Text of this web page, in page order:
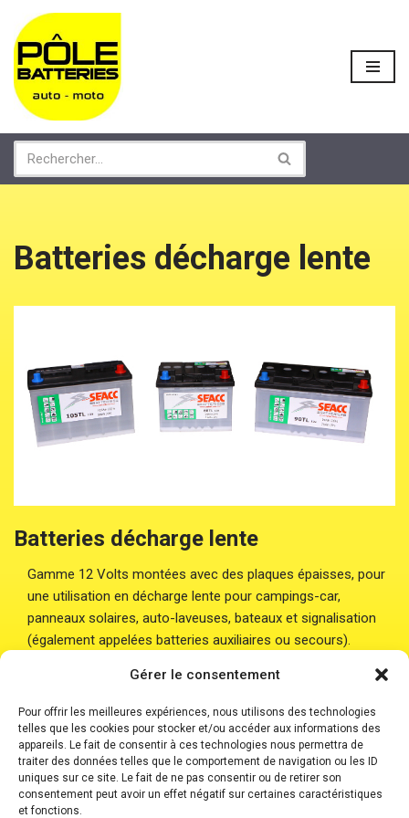
Gérer le consentement
Pour offrir les meilleures expériences, nous utilisons des technologies
telles que les cookies pour stocker et/ou accéder aux informations des
appareils. Le fait de consentir à ces technologies nous permettra de
traiter des données telles que le comportement de navigation ou les ID
uniques sur ce site. Le fait de ne pas consentir ou de retirer son
consentement peut avoir un effet négatif sur certaines caractéristiques
et fonctions.
Aller
au
contenu
Batteries décharge lente
Batteries décharge lente
Gamme 12 Volts montées avec des plaques épaisses, pour
une utilisation en décharge lente pour campings-car,
panneaux solaires, auto-laveuses, bateaux et signalisation
(également appelées batteries auxiliaires ou secours).
Accueil Batteries
Batteries Plomb Etanche
Chargeurs